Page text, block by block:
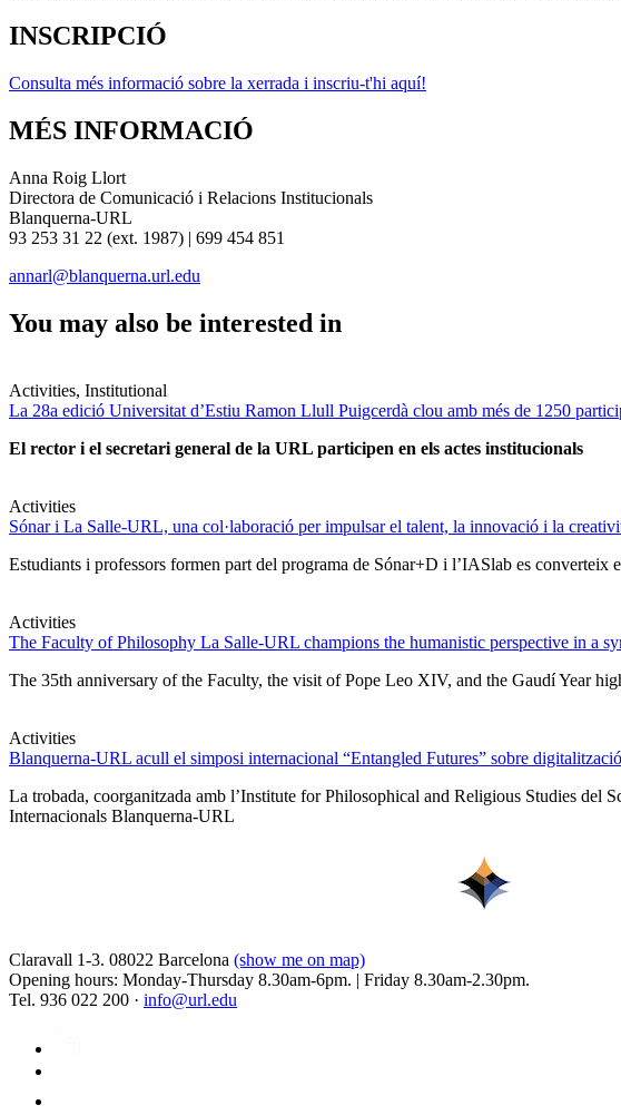
INSCRIPCIÓ
Consulta més informació sobre la xerrada i inscriu-t'hi aquí!
MÉS INFORMACIÓ
Anna Roig Llort
Directora de Comunicació i Relacions Institucionals
Blanquerna-URL
93 253 31 22 (ext. 1987) | 699 454 851
annarl@blanquerna.url.edu
You may also be interested in
Activities, Institutional
La 28a edició Universitat d’Estiu Ramon Llull Puigcerdà clou amb més de 1250
El rector i el secretari general de la URL participen en els actes institucionals
Activities
Sónar i La Salle-URL, una col·laboració per impulsar el talent, la innovació i la
Estudiants i professors formen part del programa de Sónar+D i l’IASlab es converteix
Activities
The Faculty of Philosophy La Salle-URL champions the humanistic perspective in a
The 35th anniversary of the Faculty, the visit of Pope Leo XIV, and the Gaudí Year
Activities
Blanquerna-URL acull el simposi internacional “Entangled Futures” sobre
La trobada, coorganitzada amb l’Institute for Philosophical and Religious Studies del
Internacionals Blanquerna-URL
Claravall 1-3. 08022 Barcelona (show me on map)
Opening hours: Monday-Thursday 8.30am-6pm. | Friday 8.30am-2.30pm.
Tel. 936 022 200 · info@url.edu